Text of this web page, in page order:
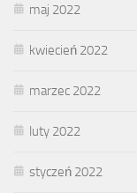
maj 2022
kwiecień 2022
marzec 2022
luty 2022
styczeń 2022